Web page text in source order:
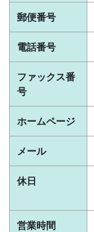
郵便番号
電話番号
ファックス番
号
ホームページ
メール
休日
営業時間